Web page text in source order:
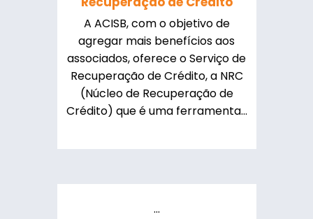
A ACISB, com o objetivo de
agregar mais benefícios aos
associados, oferece o Serviço de
Recuperação de Crédito, a NRC
(Núcleo de Recuperação de
Crédito) que é uma ferramenta...
...